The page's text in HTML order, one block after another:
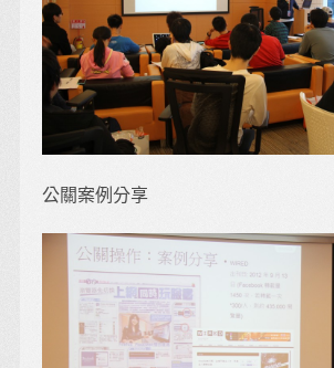
公關案例分享